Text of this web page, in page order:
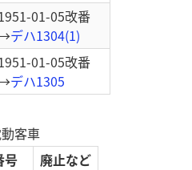
01-05改番
デハ1304(1)
01-05改番
デハ1305
客車
号
廃止など